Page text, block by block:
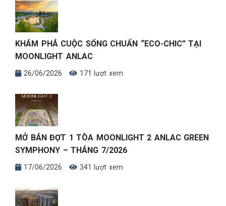
KHÁM PHÁ CUỘC SỐNG CHUẨN “ECO-CHIC” TẠI
MOONLIGHT ANLAC
26/06/2026 171 lượt xem
MỞ BÁN ĐỢT 1 TÒA MOONLIGHT 2 ANLAC GREEN
SYMPHONY – THÁNG 7/2026
17/06/2026 341 lượt xem